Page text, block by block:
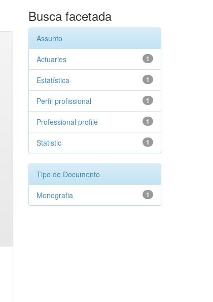
Busca facetada
Assunto
1
Actuaries
1
Estatística
1
Perfil profissional
1
Professional profile
1
Statistic
Tipo de Documento
1
Monografia